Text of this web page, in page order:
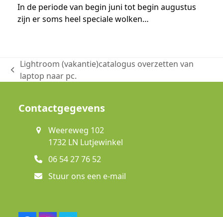
In de periode van begin juni tot begin augustus
zijn er soms heel speciale wolken…
previous
Lightroom (vakantie)catalogus overzetten van
laptop naar pc.
Contactgegevens
Weereweg 102
1732 LN Lutjewinkel
06 54 27 76 52
Stuur ons een e-mail